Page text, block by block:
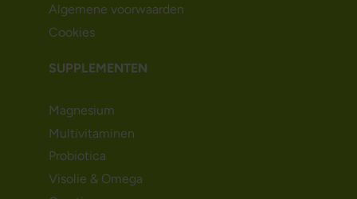
Algemene voorwaarden
Cookies
SUPPLEMENTEN
Magnesium
Multivitaminen
Probiotica
Visolie & Omega